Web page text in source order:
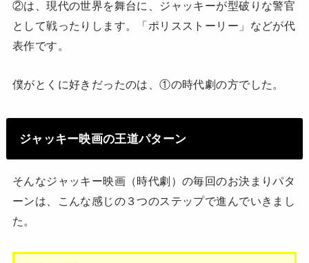
②は、現代の世界を舞台に、ジャッキーが型破りな警官
として戦ったりします。「ポリスストーリー」などが代
表作です。
僕がとくに好きだったのは、①の時代劇の方でした。
ジャッキー映画の王道パターン
そんなジャッキー映画（時代劇）の毎回のお決まりパタ
ーンは、こんな感じの３つのステップで進んでいきまし
た。